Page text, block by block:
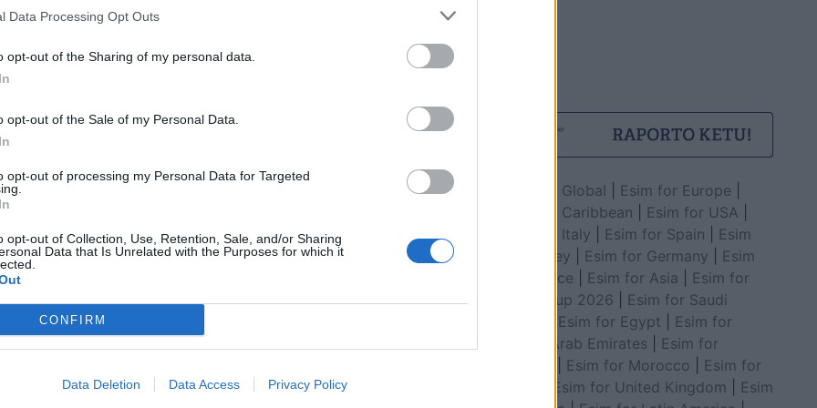
Data Processing Opt Outs
opt-out of the Sharing of my personal data.
opt-out of the Sale of my Personal Data.
opt-out of processing my Personal Data for Targeted
opt-out of Collection, Use, Retention, Sale, and/or Sharing
Data that Is Unrelated with the Purposes for which it
CONFIRM
Data Deletion Data Access Privacy Policy
Në burg për korrupsion bashkë me
ndryshon masën e sigurisë për
mjekun Shkëlqim Korbi
schedule 10:42 / 28/05/2021
për gjyqtaren e Krujës:
Apeli rrëzon për herë të katërt
12:54 / 31/03/2021
Esim for Global Esim for Europe
Esim for Caribbean
Esim for USA
Esim for Italy
Esim for Spain
Esim
for Turkey
Esim for Germany
Esim
for Greece
Esim for Asia
Esim for
World Cup 2026
Esim for Saudi
Esim for Egypt
Esim for
United Arab Emirates
Esim for
Esim for Morocco
Esim for
Esim for United Kingdom
Esim